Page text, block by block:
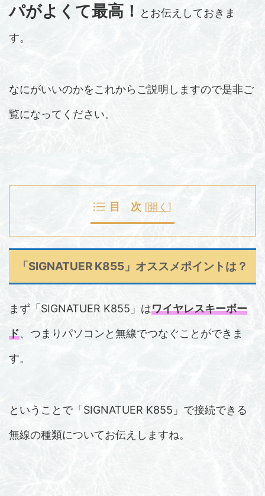
パがよくて最高！
とお伝えしておきま
す。
なにがいいのかをこれからご説明しますので是非ご
覧になってください。
目 次 [開く ]
「SIGNATUER K855」オススメポイントは？
まず「SIGNATUER K855」はワイヤレスキーボー
ド、つまりパソコンと無線でつなぐことができま
す。
ということで「SIGNATUER K855」で接続できる
無線の種類についてお伝えしますね。